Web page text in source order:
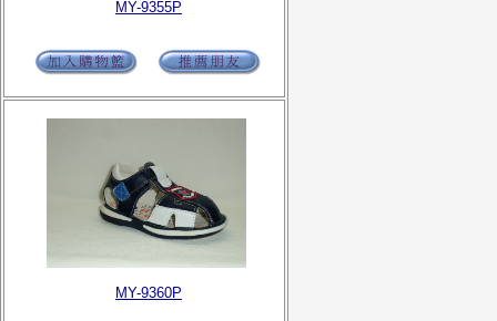
MY-9355P
MY-9360P